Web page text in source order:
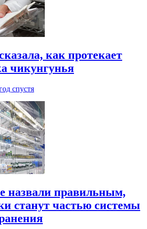
как протекает
чикунгунья
спустя
назвали правильным,
станут частью системы